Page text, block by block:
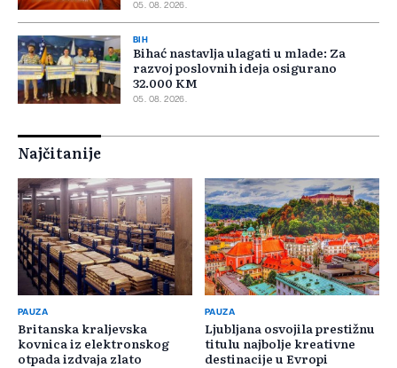
05. 08. 2026.
BIH
Bihać nastavlja ulagati u mlade: Za
razvoj poslovnih ideja osigurano
32.000 KM
05. 08. 2026.
Najčitanije
PAUZA
Britanska kraljevska
kovnica iz elektronskog
otpada izdvaja zlato
PAUZA
Ljubljana osvojila prestižnu
titulu najbolje kreativne
destinacije u Evropi